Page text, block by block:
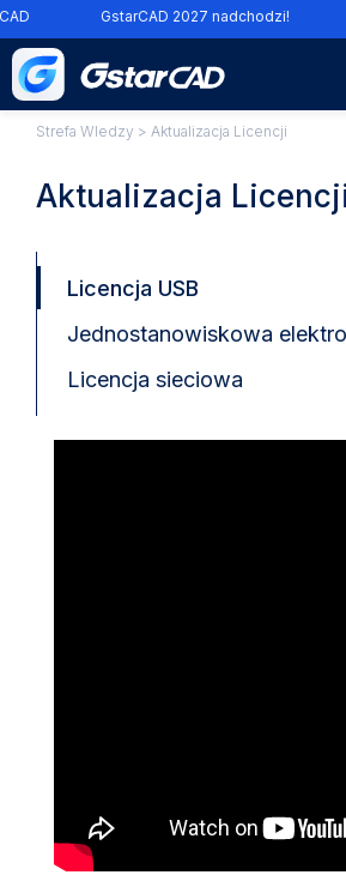
GstarCAD 2027 nadchodzi!
Strefa WIedzy > Aktualizacja Licencji
Aktualizacja
Licencja USB
Jednostanowiskowa
Licencja sieciowa